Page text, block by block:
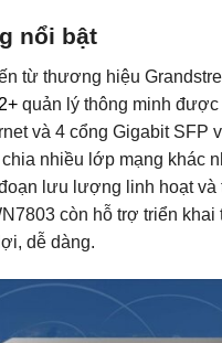
nổi bật
từ thương hiệu
quản lý thông minh được
và 4 cổng Gigabit SFP
nhiều lớp mạng khác
lưu lượng linh hoạt và
còn hỗ trợ triển khai
dễ dàng.